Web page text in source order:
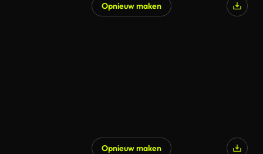
Opnieuw maken
Opnieuw maken